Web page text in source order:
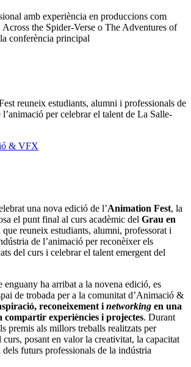
amb experiència en produccions com
the Spider-Verse o The Adventures of
conferència principal
reuneix estudiants, alumni i professionals de
per celebrar el talent de La Salle-
& VFX
una nova edició de l’Animation Fest, la
el punt final al curs acadèmic del Grau en
que reuneix estudiants, alumni, professorat i
de l’animació per reconèixer els
del curs i celebrar el talent emergent del
enguany ha arribat a la novena edició, es
de trobada per a la comunitat d’Animació &
reconeixement i networking en una
compartir experiències i projectes. Durant
premis als millors treballs realitzats per
curs, posant en valor la creativitat, la capacitat
futurs professionals de la indústria